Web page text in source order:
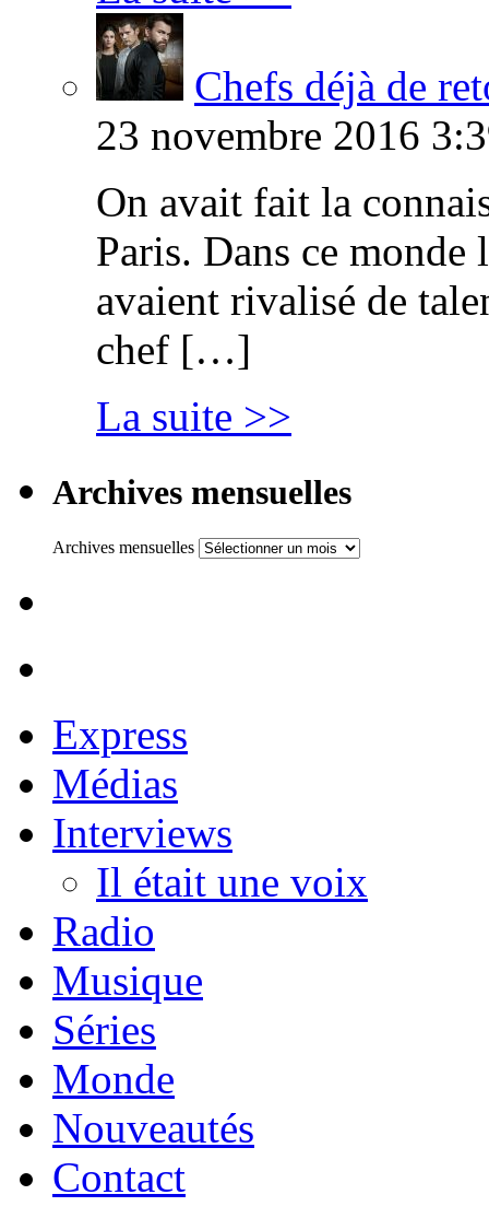
Chefs déjà de
23 novembre 2016
On avait fait la
Paris. Dans ce
avaient rivalisé de
chef […]
La suite >>
Archives mensuelles
Archives mensuelles
Express
Médias
Interviews
Il était une voix
Radio
Musique
Séries
Monde
Nouveautés
Contact